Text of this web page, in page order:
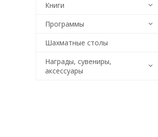
Книги
Программы
Шахматные столы
Награды, сувениры,
аксессуары